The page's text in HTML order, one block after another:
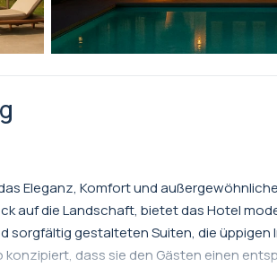
Eleganz, Komfort und
auf die Landschaft, bietet das Hotel
sorgfältig gestalteten Suiten, die üppigen
dass sie den Gästen einen